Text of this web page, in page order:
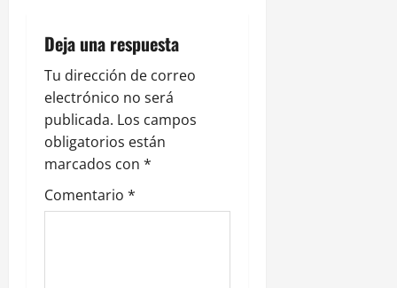
n
d
e
e
n
Deja una respuesta
Tu dirección de correo
electrónico no será
publicada. Los campos
obligatorios están
marcados con *
Comentario *